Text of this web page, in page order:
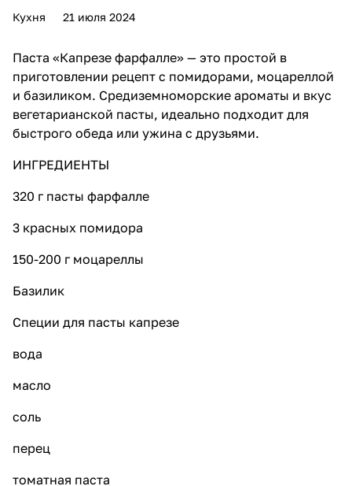
Кухня 21 июля 2024
Паста «Капрезе фарфалле» — это простой в
приготовлении рецепт с помидорами, моцареллой
и базиликом. Средиземноморские ароматы и вкус
вегетарианской пасты, идеально подходит для
быстрого обеда или ужина с друзьями.
ИНГРЕДИЕНТЫ
320 г пасты фарфалле
3 красных помидора
150-200 г моцареллы
Базилик
Специи для пасты капрезе
вода
масло
соль
перец
томатная паста